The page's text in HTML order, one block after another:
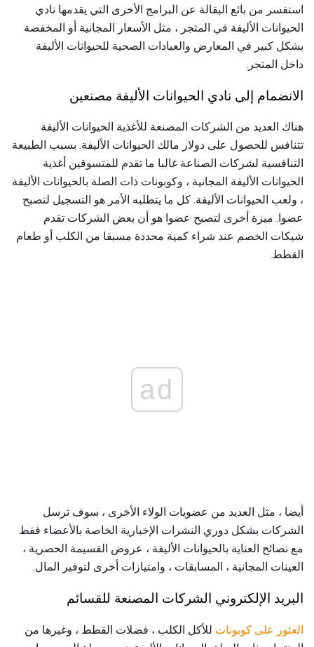
استفسر من بائع البقالة عن البرامج الأخرى التي يقدمها نادي
الحيوانات الأليفة في المتجر ، مثل الأسعار المجانية أو المخفضة
بشكل كبير في المعارض والعيادات الصحية للحيوانات الأليفة
داخل المتجر.
الانضمام إلى نادي الحيوانات الأليفة مصنعين
هناك العديد من الشركات المصنعة للأغذية الحيوانات الأليفة
تتنافس للحصول على دولار مالك الحيوانات الأليفة. بسبب الطبيعة
التنافسية لشركات الصناعة غالبا ما تقدم للمتسوقين أغذية
الحيوانات الأليفة المجانية ، وكوبونات ذات الصلة بالحيوانات الأليفة
، ولعب الحيوانات الأليفة. كل ما يتطلبه الأمر هو التسجيل لتصبح
عضوا. ميزة أخرى لتصبح عضوا هو أن بعض الشركات تقدم
شيكات الخصم عند شراء كمية محددة مسبقا من الكلب أو طعام
القطط.
ad
أيضا ، مثل العديد من عضويات الولاء الأخرى ، سوف ترسل
الشركات بشكل دوري النشرات الإخبارية الخاصة بالأعضاء فقط
مع نصائح العناية بالحيوانات الأليفة ، عروض القسيمة الحصرية ،
العينات المجانية ، المسابقات ، وامتيازات أخرى لتوفير المال.
البريد الإلكتروني الشركات المصنعة للقسائم
العثور على كوبونات للأكل الكلب ، فضلات القطط ، وغيرها من